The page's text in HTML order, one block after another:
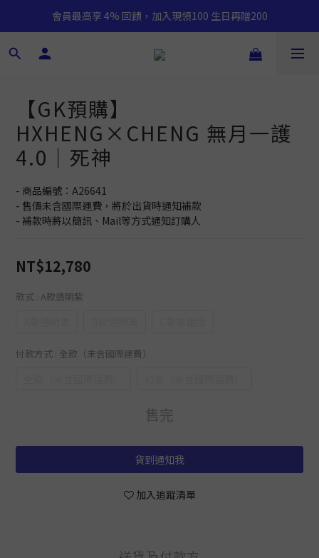
會員最高享 4% 回饋，加入現領100 生日再贈200
【GK預購】
HXHENG×CHENG 無月一護
4.0｜死神
- 商品編號：A26641
- 售價未含國際運費，將於出貨時通知補款
- 補款時將以簡訊、Mail等方式通知訂購人
NT$12,780
款式 : A款透明紫
付款方式 : 全款（未含國際運費）
售完
貨到通知我
加入追蹤清單